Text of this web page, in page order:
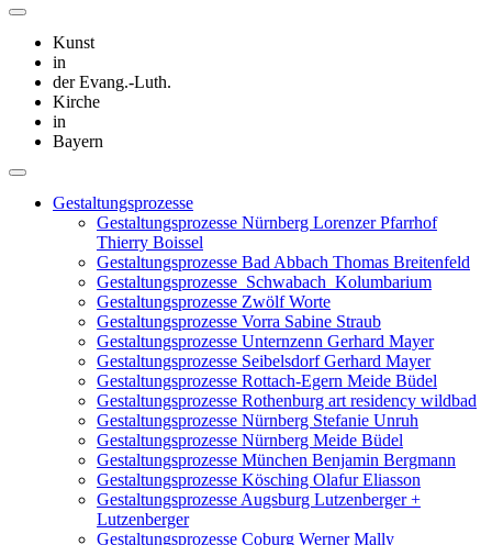
Kunst
in
der Evang.-Luth.
Kirche
in
Bayern
Gestaltungsprozesse
Gestaltungsprozesse Nürnberg Lorenzer Pfarrhof
Thierry Boissel
Gestaltungsprozesse Bad Abbach Thomas Breitenfeld
Gestaltungsprozesse_Schwabach_Kolumbarium
Gestaltungsprozesse Zwölf Worte
Gestaltungsprozesse Vorra Sabine Straub
Gestaltungsprozesse Unternzenn Gerhard Mayer
Gestaltungsprozesse Seibelsdorf Gerhard Mayer
Gestaltungsprozesse Rottach-Egern Meide Büdel
Gestaltungsprozesse Rothenburg art residency wildbad
Gestaltungsprozesse Nürnberg Stefanie Unruh
Gestaltungsprozesse Nürnberg Meide Büdel
Gestaltungsprozesse München Benjamin Bergmann
Gestaltungsprozesse Kösching Olafur Eliasson
Gestaltungsprozesse Augsburg Lutzenberger +
Lutzenberger
Gestaltungsprozesse Coburg Werner Mally